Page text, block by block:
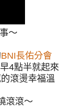
～
BNI長佑分會
4點半就起來
滾燙幸福溫
滾滾～